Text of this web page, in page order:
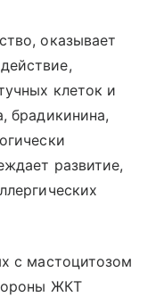
оказывает
клеток и
брадикинина,
развитие,
с мастоцитозом
ЖКТ